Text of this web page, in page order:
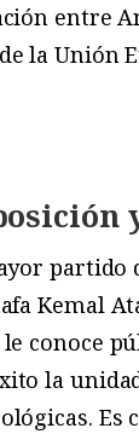
entre
la Unión
partido
Kemal
conoce
la